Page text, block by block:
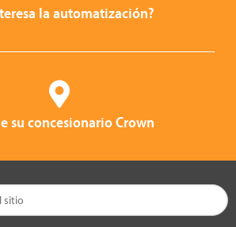
la automatización?
su concesionario Crown